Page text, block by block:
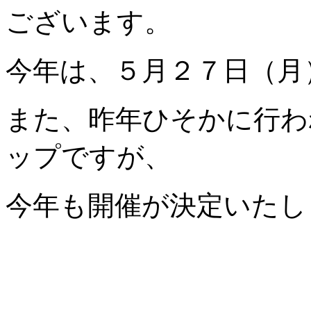
ございます。
今年は、５月２７日（
また、昨年ひそかに行
ップですが、
今年も開催が決定いた